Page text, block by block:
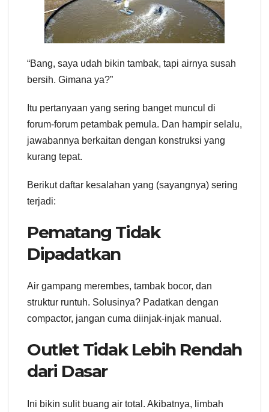
“Bang, saya udah bikin tambak, tapi airnya susah
bersih. Gimana ya?”
Itu pertanyaan yang sering banget muncul di
forum-forum petambak pemula. Dan hampir selalu,
jawabannya berkaitan dengan konstruksi yang
kurang tepat.
Berikut daftar kesalahan yang (sayangnya) sering
terjadi:
Pematang Tidak
Dipadatkan
Air gampang merembes, tambak bocor, dan
struktur runtuh. Solusinya? Padatkan dengan
compactor, jangan cuma diinjak-injak manual.
Outlet Tidak Lebih Rendah
dari Dasar
Ini bikin sulit buang air total. Akibatnya, limbah